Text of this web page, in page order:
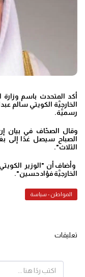
أكد المتحدث باسم وزارة
الخارجيَّة الكويتي سالم
رسميَّة.
وقال الصحّاف في بيان إن
الصباح سيصل غدًا إلى
الثلاث".
وأضاف أن "الوزير
الخارجيَّة فؤاد حسين".
المواطن - سياسة
تعليقات